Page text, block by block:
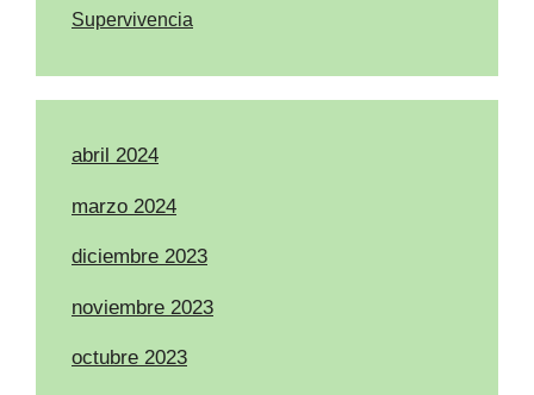
Supervivencia
abril 2024
marzo 2024
diciembre 2023
noviembre 2023
octubre 2023